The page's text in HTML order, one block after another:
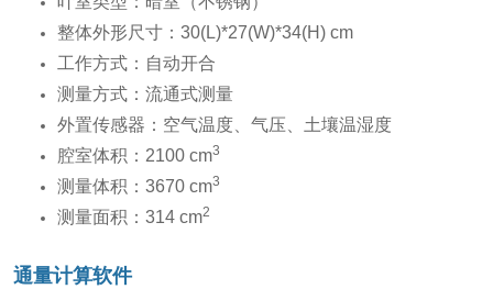
整体外形尺寸：30(L)*27(W)*34(H) cm
工作方式：自动开合
测量方式：流通式测量
外置传感器：空气温度、气压、土壤温湿度
腔室体积：2100 cm3
测量体积：3670 cm3
测量面积：314 cm2
通量计算软件